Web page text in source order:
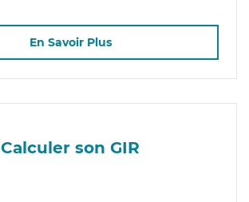
En Savoir Plus
Calculer son GIR